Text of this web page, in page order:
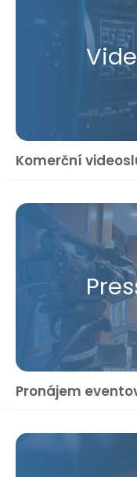
Komerční
Pronájem